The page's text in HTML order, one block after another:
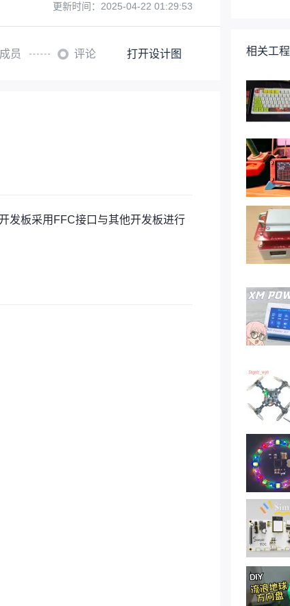
更新时间： 2025-04-22 01:29:53
成员 评论 打开设计图
发板采用FFC接口与其他开发板进行
相关工程